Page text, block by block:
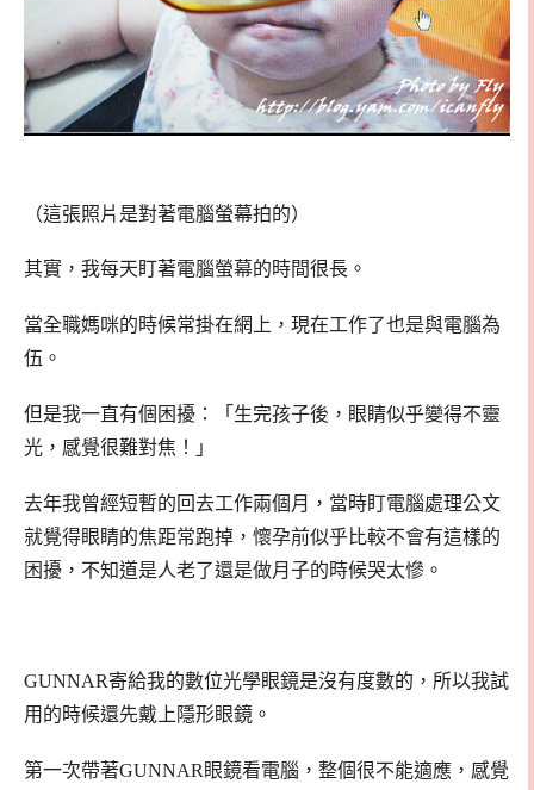
（這張照片是對著電腦螢幕拍的）
其實，我每天盯著電腦螢幕的時間很長。
當全職媽咪的時候常掛在網上，現在工作了也是與電腦為
伍。
但是我一直有個困擾：「生完孩子後，眼睛似乎變得不靈
光，感覺很難對焦！」
去年我曾經短暫的回去工作兩個月，當時盯電腦處理公文
就覺得眼睛的焦距常跑掉，懷孕前似乎比較不會有這樣的
困擾，不知道是人老了還是做月子的時候哭太慘。
GUNNAR寄給我的數位光學眼鏡是沒有度數的，所以我試
用的時候還先戴上隱形眼鏡。
第一次帶著GUNNAR眼鏡看電腦，整個很不能適應，感覺